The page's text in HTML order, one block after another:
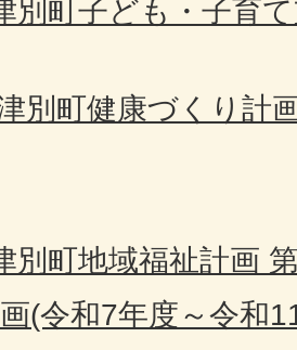
別町子ども・子育
別町健康づくり計
別町地域福祉計画
(令和7年度～令和